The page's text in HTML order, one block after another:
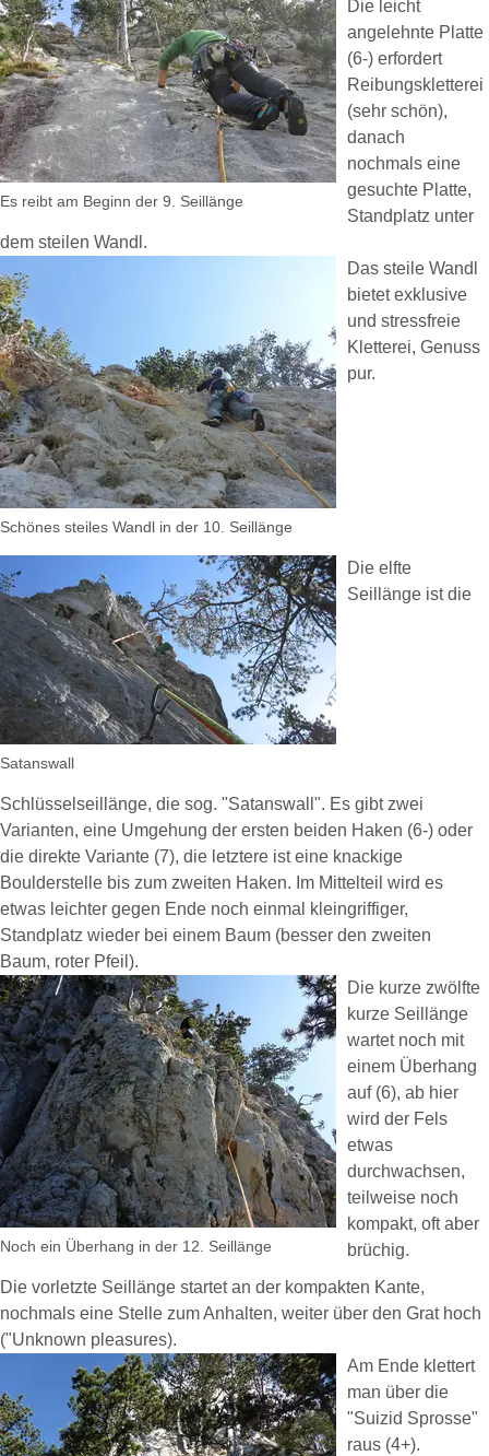
Es reibt am Beginn der 9. Seillänge
Die leicht
angelehnte Platte
(6-) erfordert
Reibungskletterei
(sehr schön),
danach
nochmals eine
gesuchte Platte,
Standplatz unter
dem steilen Wandl.
Schönes steiles Wandl in der 10. Seillänge
Das steile Wandl
bietet exklusive
und stressfreie
Kletterei, Genuss
pur.
Satanswall
Die elfte
Seillänge ist die
Schlüsselseillänge, die sog. "Satanswall". Es gibt zwei
Varianten, eine Umgehung der ersten beiden Haken (6-) oder
die direkte Variante (7), die letztere ist eine knackige
Boulderstelle bis zum zweiten Haken. Im Mittelteil wird es
etwas leichter gegen Ende noch einmal kleingriffiger,
Standplatz wieder bei einem Baum (besser den zweiten
Baum, roter Pfeil).
Noch ein Überhang in der 12. Seillänge
Die kurze zwölfte
kurze Seillänge
wartet noch mit
einem Überhang
auf (6), ab hier
wird der Fels
etwas
durchwachsen,
teilweise noch
kompakt, oft aber
brüchig.
Die vorletzte Seillänge startet an der kompakten Kante,
nochmals eine Stelle zum Anhalten, weiter über den Grat hoch
("Unknown pleasures).
Am Ende klettert
man über die
"Suizid Sprosse"
raus (4+).